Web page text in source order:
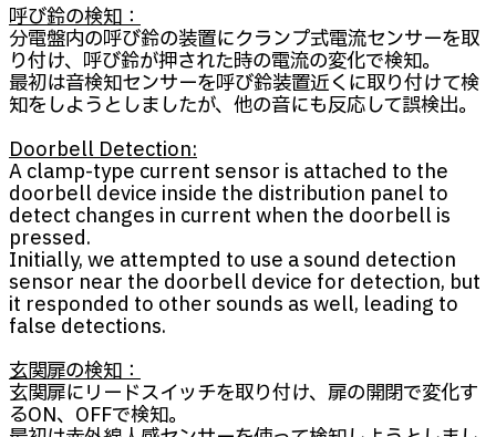
呼び鈴の検知：
分電盤内の呼び鈴の装置にクランプ式電流センサーを取
り付け、呼び鈴が押された時の電流の変化で検知。
最初は音検知センサーを呼び鈴装置近くに取り付けて検
知をしようとしましたが、他の音にも反応して誤検出。
Doorbell Detection:
A clamp-type current sensor is attached to the
doorbell device inside the distribution panel to
detect changes in current when the doorbell is
pressed.
Initially, we attempted to use a sound detection
sensor near the doorbell device for detection, but
it responded to other sounds as well, leading to
false detections.
玄関扉の検知：
玄関扉にリードスイッチを取り付け、扉の開閉で変化す
るON、OFFで検知。